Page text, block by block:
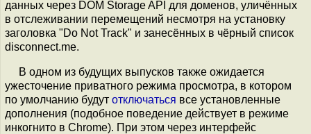
данных через DOM Storage API для доменов, уличённых
в отслеживании перемещений несмотря на установку
заголовка "Do Not Track" и занесённых в чёрный список
disconnect.me.
В одном из будущих выпусков также ожидается
ужесточение приватного режима просмотра, в котором
по умолчанию будут отключаться все установленные
дополнения (подобное поведение действует в режиме
инкогнито в Chrome). При этом через интерфейс